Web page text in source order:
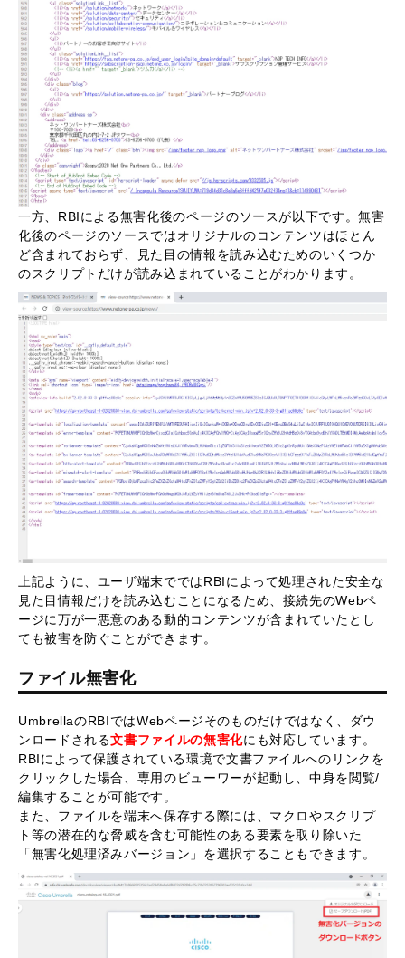
一方、RBIによる無害化後のページのソースが以下です。無害
化後のページのソースではオリジナルのコンテンツはほとん
ど含まれておらず、見た目の情報を読み込むためのいくつか
のスクリプトだけが読み込まれていることがわかります。
上記ように、ユーザ端末でではRBIによって処理された安全な
見た目情報だけを読み込むことになるため、接続先のWebペ
ージに万が一悪意のある動的コンテンツが含まれていたとし
ても被害を防ぐことができます。
ファイル無害化
UmbrellaのRBIではWebページそのものだけではなく、ダウ
ンロードされる文書ファイルの無害化にも対応しています。
RBIによって保護されている環境で文書ファイルへのリンクを
クリックした場合、専用のビューワーが起動し、中身を閲覧/
編集することが可能です。
また、ファイルを端末へ保存する際には、マクロやスクリプ
ト等の潜在的な脅威を含む可能性のある要素を取り除いた
「無害化処理済みバージョン」を選択することもできます。